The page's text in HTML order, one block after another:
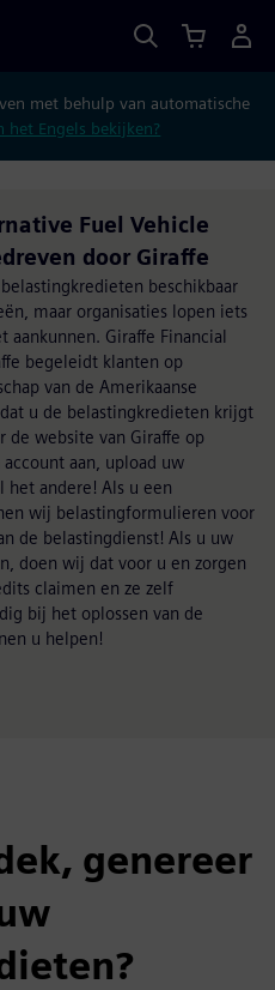
met behulp van automatische
het Engels bekijken?
Fuel Vehicle
door Giraffe
beschikbaar
maar organisaties lopen iets
aankunnen. Giraffe Financial
begeleidt klanten op
van de Amerikaanse
u de belastingkredieten krijgt
de website van Giraffe op
aan, upload uw
andere! Als u een
wij belastingformulieren voor
de belastingdienst! Als u uw
doen wij dat voor u en zorgen
claimen en ze zelf
bij het oplossen van de
u helpen!
genereer